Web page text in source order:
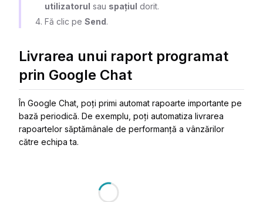
utilizatorul sau spațiul dorit.
Fă clic pe Send.
Livrarea unui raport programat
prin Google Chat
În Google Chat, poți primi automat rapoarte importante pe
bază periodică. De exemplu, poți automatiza livrarea
rapoartelor săptămânale de performanță a vânzărilor
către echipa ta.